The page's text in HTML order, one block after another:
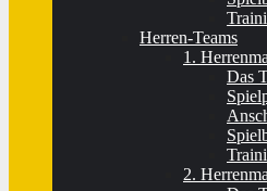
Herren-Teams
1.
Das
2.